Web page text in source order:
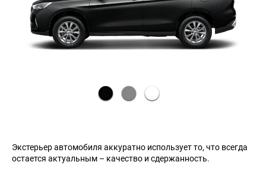
Экстерьер автомобиля аккуратно использует то, что всегда
остается актуальным – качество и сдержанность.